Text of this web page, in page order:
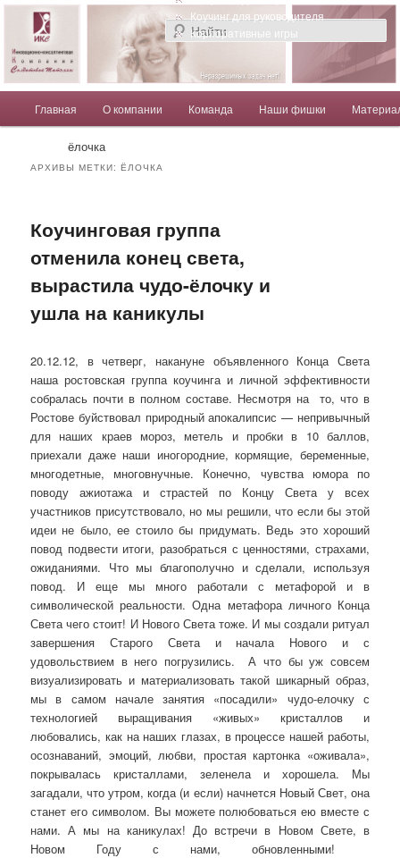
Солдатова Татьяна
Компания Солдатовой Татьяны
Главное менюПерейти к основному содержимому
Перейти к дополнительному содержимому
Главная О компании Команда Наши фишки
Коучинг для руководителя
Корпоративные игры
ёлочка
АРХИВЫ МЕТКИ:ЁЛОЧКА
Коучинговая группа
отменила конец света,
вырастила чудо-ёлочку и
ушла на каникулы
20.12.12, в четверг, накануне объявленного Конца Света
наша ростовская группа коучинга и личной эффективности
собралась почти в полном составе. Несмотря на то, что в
Ростове буйствовал природный апокалипсис — непривычный
для наших краев мороз, метель и пробки в 10 баллов,
приехали даже наши иногородние, кормящие, беременные,
многодетные, многовнучные. Конечно, чувства юмора по
поводу ажиотажа и страстей по Концу Света у всех
участников присутствовало, но мы решили, что если бы этой
идеи не было, ее стоило бы придумать. Ведь это хороший
повод подвести итоги, разобраться с ценностями, страхами,
ожиданиями. Что мы благополучно и сделали, используя
повод. И еще мы много работали с метафорой и в
символической реальности. Одна метафора личного Конца
Света чего стоит! И Нового Света тоже. И мы создали ритуал
завершения Старого Света и начала Нового и с
удовольствием в него погрузились. А что бы уж совсем
визуализировать и материализовать такой шикарный образ,
мы в самом начале занятия «посадили» чудо-елочку с
технологией выращивания «живых» кристаллов и
любовались, как на наших глазах, в процессе нашей работы,
осознаваний, эмоций, любви, простая картонка «оживала»,
покрывалась кристаллами, зеленела и хорошела. Мы
загадали, что утром, когда (и если) начнется Новый Свет, она
станет его символом. Вы можете полюбоваться ею вместе с
нами. А мы на каникулах! До встречи в Новом Свете, в
Новом Году с нами, обновленными!